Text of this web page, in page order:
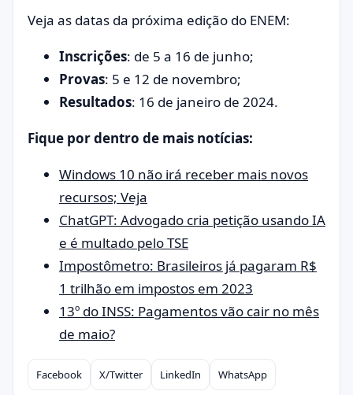
Veja as datas da próxima edição do ENEM:
Inscrições: de 5 a 16 de junho;
Provas: 5 e 12 de novembro;
Resultados: 16 de janeiro de 2024.
Fique por dentro de mais notícias:
Windows 10 não irá receber mais novos
recursos; Veja
ChatGPT: Advogado cria petição usando IA
e é multado pelo TSE
Impostômetro: Brasileiros já pagaram R$
1 trilhão em impostos em 2023
13º do INSS: Pagamentos vão cair no mês
de maio?
Compartilhar
Facebook X/Twitter LinkedIn WhatsApp